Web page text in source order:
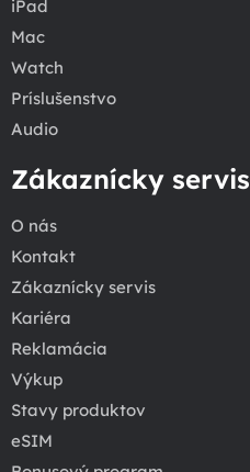
iPad
Mac
Watch
Príslušenstvo
Audio
Zákaznícky servis
O nás
Kontakt
Zákaznícky servis
Kariéra
Reklamácia
Výkup
Stavy produktov
eSIM